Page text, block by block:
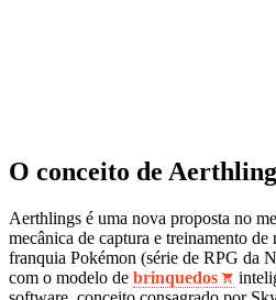
O conceito de
Aerthlings é uma nova proposta no
mecânica de captura e treinamento
franquia Pokémon (série de RPG da
com o modelo de brinquedos